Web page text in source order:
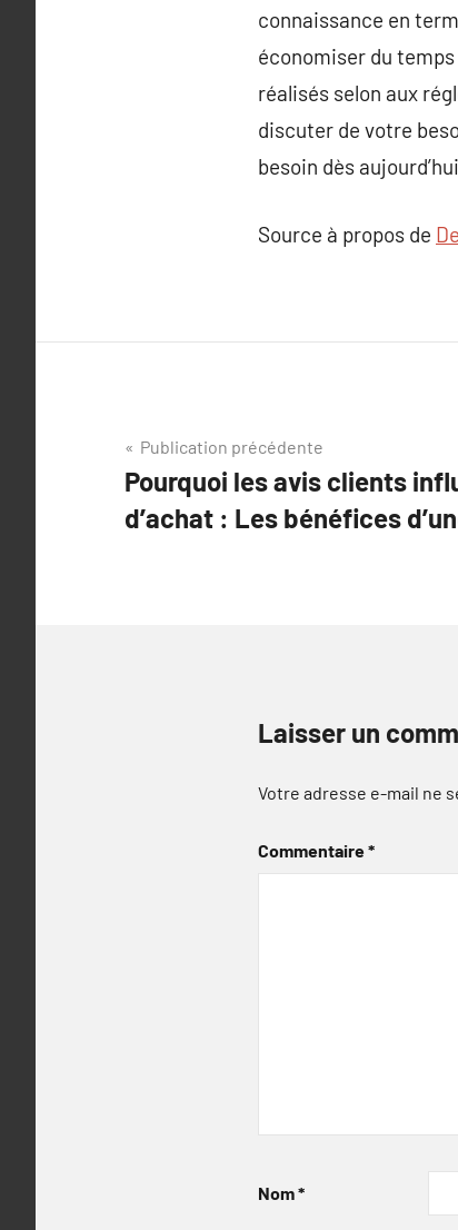
connaissance en
économiser du
réalisés selon aux
discuter de votre
besoin dès
Source à propos de
Navigation
de
l’article
Publication précédente
Pourquoi les avis clients
d’achat : Les bénéfices
Laisser un
Votre adresse e-mail ne
Commentaire*
Nom*